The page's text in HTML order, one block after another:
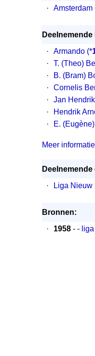
·
Amsterdam
·
Armando (*
·
T. (Theo)
·
B. (Bram)
·
Cornelis
·
Jan
·
Hendrik
·
E.
Meer
·
Liga Nieuw
Bronnen:
·
1958 - -